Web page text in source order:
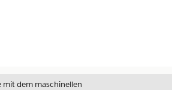
mit dem maschinellen